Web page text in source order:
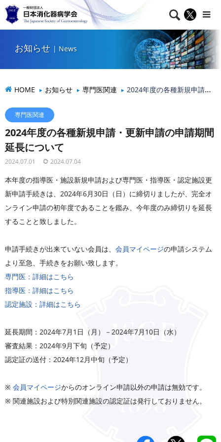

NEWS お知らせ
お知らせ | News
HOME お知らせ 専門医関連 2024年度の各種新規申請・更新申請の申請期間延長について
専門医関連
2024年度の各種新規申請・更新申請の申請期間
延長について
2024.07.01 2024.07.04
本年度の指導医・施設新規申請および専門医・指導医・認定施設更
新申請手続きは、2024年6月30日（日）に締切りましたが、完全オ
ンライン申請の初年度であることを鑑み、今年度のみ締切りを延長
することと致しました。
申請手続きが出来ていない会員は、 会員マイページの申請システム
より至急、手続きをお願い致します。
専門医：詳細はこちら
指導医：詳細はこちら
認定施設：詳細はこちら
延長期間：2024年7月1日（月）－2024年7月10日（水）
審査結果：2024年9月下旬（予定）
認定証の送付：2024年12月中旬（予定）
※ 会員マイページからのオンライン申請以外の申請は無効です。
※ 関連施設および特別関連施設の認定証は発行しておりません。